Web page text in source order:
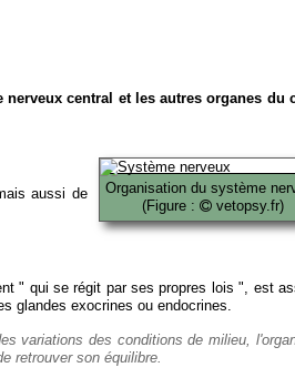
central et les autres organes du
Organisation du système
(Figure :
vetopsy.fr)
aussi de
" qui se régit par ses propres lois ", est
glandes exocrines ou endocrines.
variations des conditions de milieu,
retrouver son équilibre.